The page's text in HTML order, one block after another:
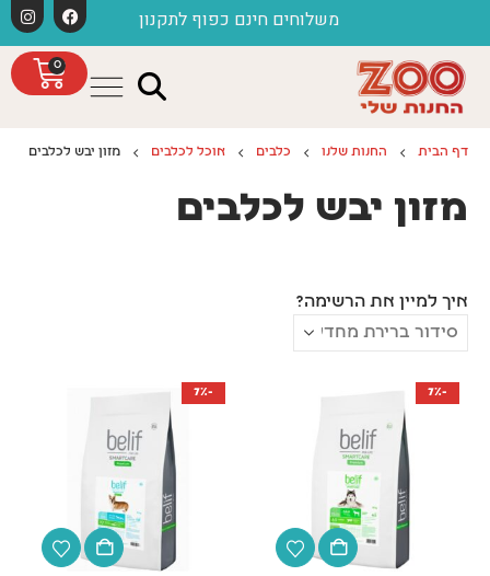
משלוחים חינם כפוף לתקנון
0
דף הבית החנות שלנו כלבים אוכל לכלבים מזון יבש לכלבים
מזון יבש לכלבים
איך למיין את הרשימה?
-7%
-7%